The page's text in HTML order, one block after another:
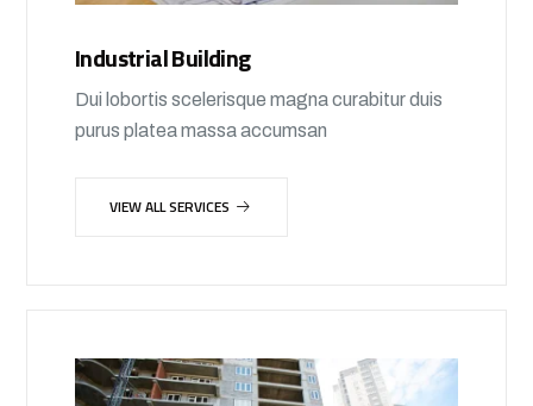
Industrial Building
Dui lobortis scelerisque magna curabitur duis
purus platea massa accumsan
VIEW ALL SERVICES